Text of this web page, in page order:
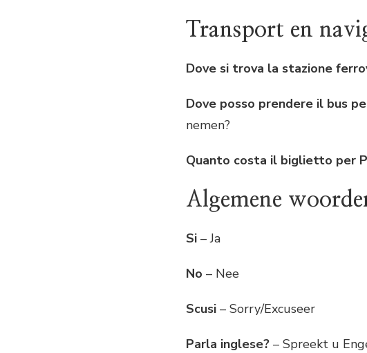
Transport en
Dove si trova la stazione
Dove posso prendere il bus
nemen?
Quanto costa il biglietto per
Algemene
Si – Ja
No – Nee
Scusi – Sorry/Excuseer
Parla inglese? – Spreekt u